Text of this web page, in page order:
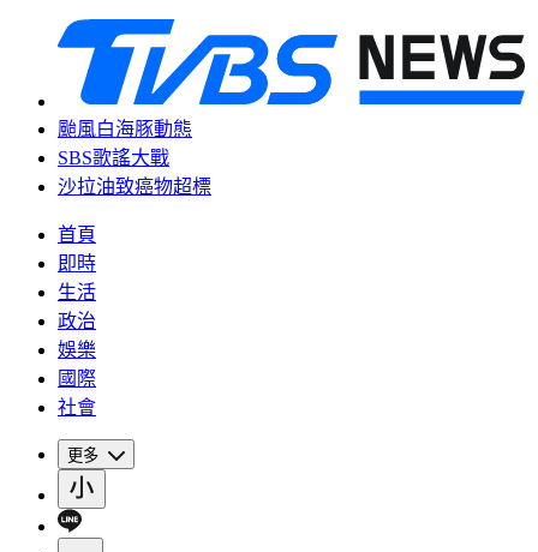
颱風白海豚動態
SBS歌謠大戰
沙拉油致癌物超標
首頁
即時
生活
政治
娛樂
國際
社會
更多